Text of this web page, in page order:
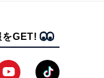
をGET!